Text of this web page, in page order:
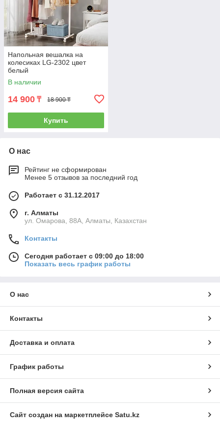
Напольная вешалка на
колесиках LG-2302 цвет
белый
В наличии
14 900 ₸ 18 900 ₸
Купить
О нас
Рейтинг не сформирован
Менее 5 отзывов за последний год
Работает с 31.12.2017
г. Алматы
ул. Омарова, 88А, Алматы, Казахстан
Контакты
Сегодня работает с 09:00 до 18:00
Показать весь график работы
О нас
Контакты
Доставка и оплата
График работы
Полная версия сайта
Сайт создан на маркетплейсе Satu.kz